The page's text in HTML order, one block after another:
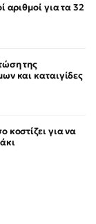
για τα 32
της
και καταιγίδες
κοστίζει για να